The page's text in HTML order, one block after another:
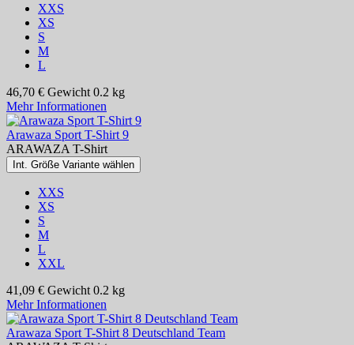
XXS
XS
S
M
L
46,70 € Gewicht 0.2 kg
Mehr Informationen
Arawaza Sport T-Shirt 9
ARAWAZA T-Shirt
Int. Größe Variante wählen
XXS
XS
S
M
L
XXL
41,09 € Gewicht 0.2 kg
Mehr Informationen
Arawaza Sport T-Shirt 8 Deutschland Team